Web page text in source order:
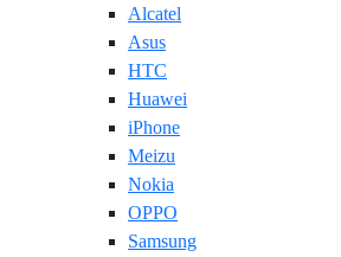
Alcatel
Asus
HTC
Huawei
iPhone
Meizu
Nokia
OPPO
Samsung